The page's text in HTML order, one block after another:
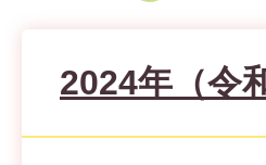
2024年（令